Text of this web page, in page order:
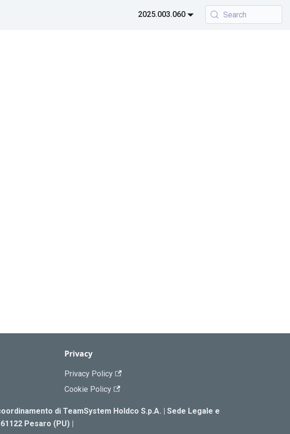
2025.003.060 Search
Privacy
Privacy Policy
Cookie Policy
di TeamSystem Holdco S.p.A. | Sede Legale e
Pesaro (PU) |